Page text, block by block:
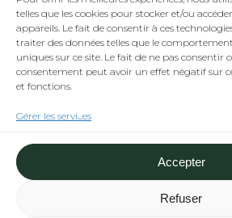
telles que les cookies pour stocker et/ou
appareils. Le fait de consentir à ces
traiter des données telles que le
uniques sur ce site. Le fait de ne pas consentir
consentement peut avoir un effet négatif sur
et fonctions.
Gérer les services
Accepter
Refuser